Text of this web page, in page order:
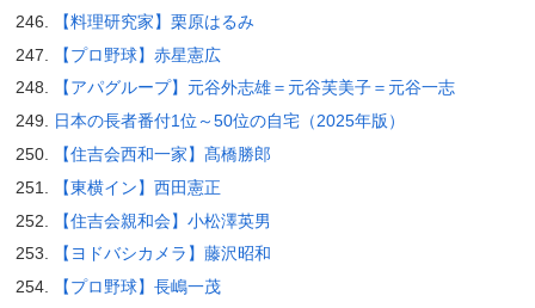
【料理研究家】栗原はるみ
【プロ野球】赤星憲広
【アパグループ】元谷外志雄＝元谷芙美子＝元谷一志
日本の長者番付1位～50位の自宅（2025年版）
【住吉会西和一家】髙橋勝郎
【東横イン】西田憲正
【住吉会親和会】小松澤英男
【ヨドバシカメラ】藤沢昭和
【プロ野球】長嶋一茂